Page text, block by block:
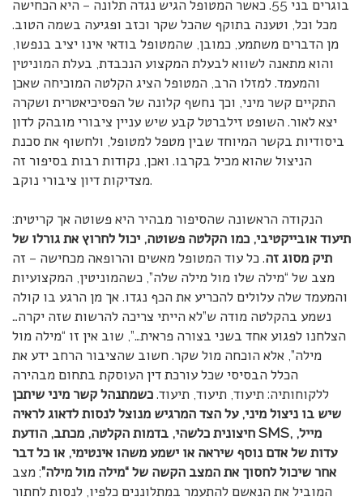
בוגרים בני 55. כאשר המטופל הגיש נגדה תלונה – היא הכחישה
מכל וכל, וטענה בתוקף שהכל שקר וכזב ופגיעה בשמה הטוב.
מן הדברים משתמע, כמובן, שהמטופל בודאי אינו יציב בנפשו,
והוא מתאנה לשווא לבעלת המקצוע הנכבדת, בעלת המוניטין
והמעמד. למזלו הרב, המטופל הציג הקלטה המוכיחה שאכן
התקיים קשר מיני, וכך נחשף קלונה של הפסיכיאטרית ושקרה
יצא לאור. השופט זילברטל קבע שיש עניין ציבורי מובהק לדון
ביסודיות בקשר המיוחד שבין מטפל למטופל, ולחשוף את סכנת
הניצול שהוא מכיל בקרבו. ואכן, נקודות רבות בסיפור זה
מצדיקות דיון ציבורי נוקב.
הנקודה הראשונה שהסיפור מבהיר היא פשוטה אך קריטית:
תיעוד אובייקטיבי, כמו הקלטה פשוטה, יכול לחרוץ את גורלו של
תיק מסוג זה. כל עוד המטופל מאשים והרופאה מכחישה – זה
מצב של “מילה שלו מול מילה שלה”, כשהמוניטין, המקצועיות
והמעמד שלה עלולים להכריע את הכף נגדו. אך מן הרגע בו קולה
נשמע בהקלטה מודה ש”לא הייתי צריכה להרשות שזה יקרה…
הצלחנו לפגוע אחד בשני בצורה פראית…”, שוב אין זו “מילה מול
מילה”, אלא הוכחה מול שקר. חשוב שהציבור הרחב ידע את
הכלל הבסיסי שכל עורכת דין העוסקת בתחום מבהירה
ללקוחותיה: תיעוד, תיעוד, תיעוד. כשמתנהל קשר מיני שיתכן
שיש בו ניצול מיני, על הצד המרגיש מנוצל לנסות לדאוג לראיה
SMS, מייל,
עדות של אדם נוסף שיראה או ישמע משהו אינטימי, או כל דבר
אחר שיכול לחסוך את המצב הקשה של “מילה מול מילה”; מצב
המוביל את הנאשם להתעמר במתלוננים כלפיו, לנסות לחתור